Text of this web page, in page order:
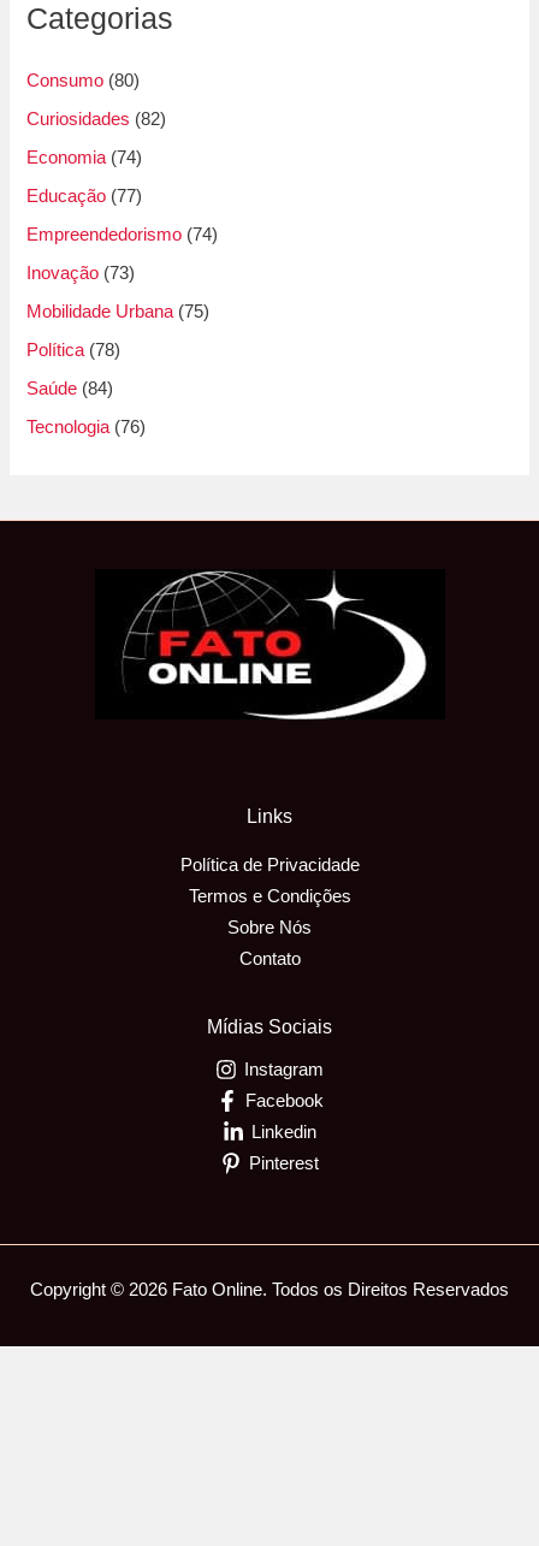
Categorias
Consumo (80)
Curiosidades (82)
Economia (74)
Educação (77)
Empreendedorismo (74)
Inovação (73)
Mobilidade Urbana (75)
Política (78)
Saúde (84)
Tecnologia (76)
Links
Política de Privacidade
Termos e Condições
Sobre Nós
Contato
Mídias Sociais
Instagram
Facebook
Linkedin
Pinterest
Copyright © 2026 Fato Online. Todos os Direitos Reservados